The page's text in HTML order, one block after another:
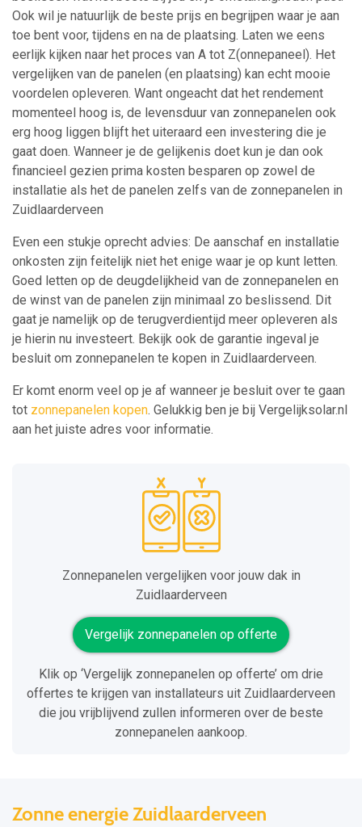
Ook wil je natuurlijk de beste prijs en begrijpen waar je aan
toe bent voor, tijdens en na de plaatsing. Laten we eens
eerlijk kijken naar het proces van A tot Z(onnepaneel). Het
vergelijken van de panelen (en plaatsing) kan echt mooie
voordelen opleveren. Want ongeacht dat het rendement
momenteel hoog is, de levensduur van zonnepanelen ook
erg hoog liggen blijft het uiteraard een investering die je
gaat doen. Wanneer je de gelijkenis doet kun je dan ook
financieel gezien prima kosten besparen op zowel de
installatie als het de panelen zelfs van de zonnepanelen in
Zuidlaarderveen
Even een stukje oprecht advies: De aanschaf en installatie
onkosten zijn feitelijk niet het enige waar je op kunt letten.
Goed letten op de deugdelijkheid van de zonnepanelen en
de winst van de panelen zijn minimaal zo beslissend. Dit
gaat je namelijk op de terugverdientijd meer opleveren als
je hierin nu investeert. Bekijk ook de garantie ingeval je
besluit om zonnepanelen te kopen in Zuidlaarderveen.
Er komt enorm veel op je af wanneer je besluit over te gaan
tot zonnepanelen kopen. Gelukkig ben je bij Vergelijksolar.nl
aan het juiste adres voor informatie.
Zonnepanelen vergelijken voor jouw dak in
Zuidlaarderveen
Vergelijk zonnepanelen op offerte
Klik op ‘Vergelijk zonnepanelen op offerte’ om drie
offertes te krijgen van installateurs uit Zuidlaarderveen
die jou vrijblijvend zullen informeren over de beste
zonnepanelen aankoop.
Zonne energie Zuidlaarderveen